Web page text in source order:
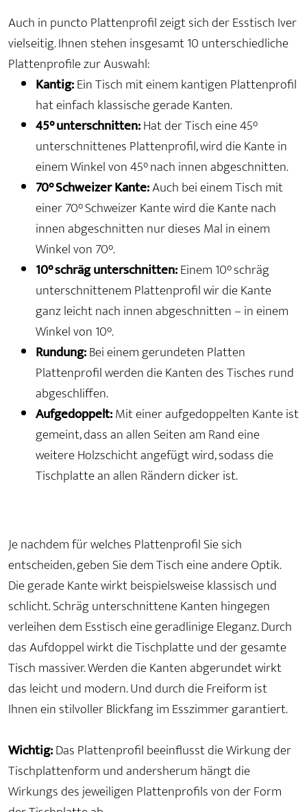
Auch in puncto Plattenprofil zeigt sich der Esstisch Iver
vielseitig. Ihnen stehen insgesamt 10 unterschiedliche
Plattenprofile zur Auswahl:
Kantig:Ein Tisch mit einem kantigen Plattenprofil
hat einfach klassische gerade Kanten.
45° unterschnitten:Hat der Tisch eine 45°
unterschnittenes Plattenprofil, wird die Kante in
einem Winkel von 45° nach innen abgeschnitten.
70° Schweizer Kante:Auch bei einem Tisch mit
einer 70° Schweizer Kante wird die Kante nach
innen abgeschnitten nur dieses Mal in einem
Winkel von 70°.
10° schräg unterschnitten:Einem 10° schräg
unterschnittenem Plattenprofil wir die Kante
ganz leicht nach innen abgeschnitten – in einem
Winkel von 10°.
Rundung:Bei einem gerundeten Platten
Plattenprofil werden die Kanten des Tisches rund
abgeschliffen.
Aufgedoppelt:Mit einer aufgedoppelten Kante ist
gemeint, dass an allen Seiten am Rand eine
weitere Holzschicht angefügt wird, sodass die
Tischplatte an allen Rändern dicker ist.
Je nachdem für welches Plattenprofil Sie sich
entscheiden, geben Sie dem Tisch eine andere Optik.
Die gerade Kante wirkt beispielsweise klassisch und
schlicht. Schräg unterschnittene Kanten hingegen
verleihen dem Esstisch eine geradlinige Eleganz. Durch
das Aufdoppel wirkt die Tischplatte und der gesamte
Tisch massiver. Werden die Kanten abgerundet wirkt
das leicht und modern. Und durch die Freiform ist
Ihnen ein stilvoller Blickfang im Esszimmer garantiert.
Wichtig:Das Plattenprofil beeinflusst die Wirkung der
Tischplattenform und andersherum hängt die
Wirkungs des jeweiligen Plattenprofils von der Form